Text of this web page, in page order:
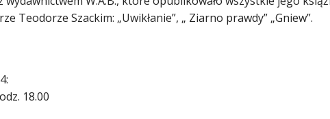
Teodorze Szackim: „Uwikłanie”, „ Ziarno prawdy” „Gniew”.
18.00